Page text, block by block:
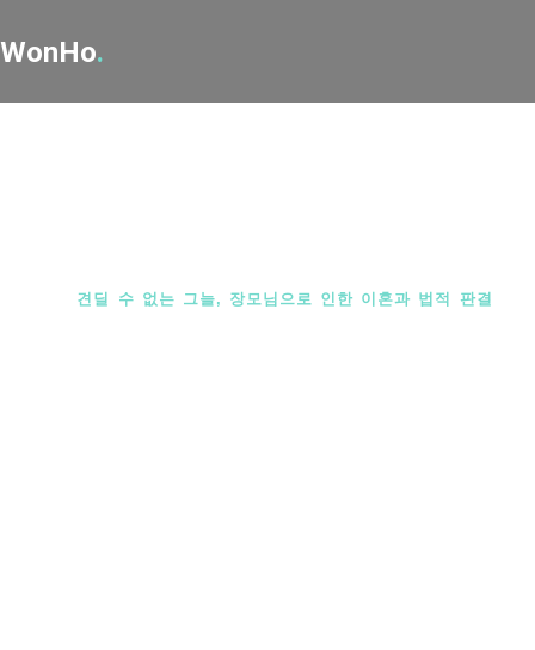
WonHo.
견딜 수 없는 그늘, 장모님으로 인한 이혼과 법적 판결